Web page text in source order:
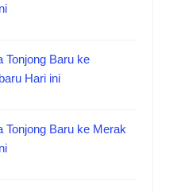
Tonjong Baru ke
Hari ini
Tonjong Baru ke Merak